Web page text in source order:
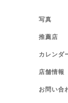
写真
推薦店
カレンダ
店舗情報
お問い合